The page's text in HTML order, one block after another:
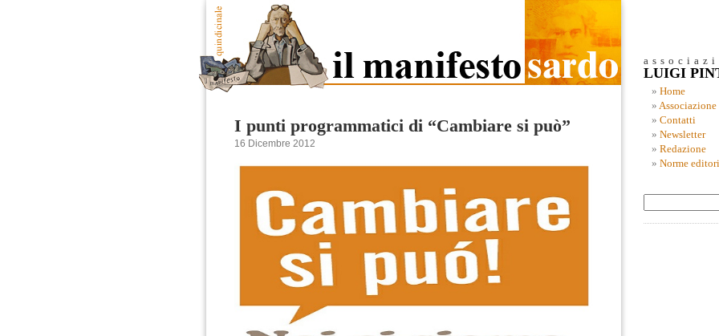
I punti programmatici di “Cambiare si può”
16 Dicembre 2012
LUIGI
Home
Associazione
Contatti
Newsletter
Redazione
Norme